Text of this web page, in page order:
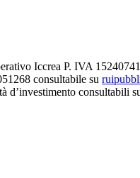
Iccrea P. IVA
consultabile su
d’investimento consultabili